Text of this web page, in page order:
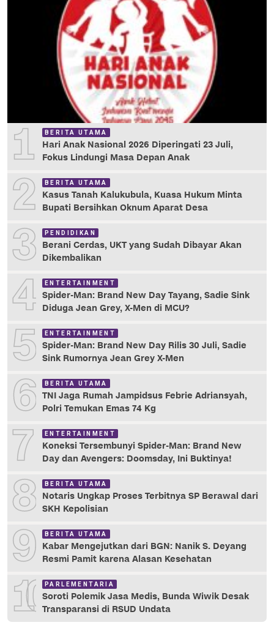
1 BERITA UTAMA
Hari Anak Nasional 2026 Diperingati 23 Juli,
Fokus Lindungi Masa Depan Anak
2 BERITA UTAMA
Kasus Tanah Kalukubula, Kuasa Hukum Minta
Bupati Bersihkan Oknum Aparat Desa
3 PENDIDIKAN
Berani Cerdas, UKT yang Sudah Dibayar Akan
Dikembalikan
4 ENTERTAINMENT
Spider-Man: Brand New Day Tayang, Sadie Sink
Diduga Jean Grey, X-Men di MCU?
5 ENTERTAINMENT
Spider-Man: Brand New Day Rilis 30 Juli, Sadie
Sink Rumornya Jean Grey X-Men
6 BERITA UTAMA
TNI Jaga Rumah Jampidsus Febrie Adriansyah,
Polri Temukan Emas 74 Kg
7 ENTERTAINMENT
Koneksi Tersembunyi Spider-Man: Brand New
Day dan Avengers: Doomsday, Ini Buktinya!
8 BERITA UTAMA
Notaris Ungkap Proses Terbitnya SP Berawal dari
SKH Kepolisian
9 BERITA UTAMA
Kabar Mengejutkan dari BGN: Nanik S. Deyang
Resmi Pamit karena Alasan Kesehatan
10 PARLEMENTARIA
Soroti Polemik Jasa Medis, Bunda Wiwik Desak
Transparansi di RSUD Undata